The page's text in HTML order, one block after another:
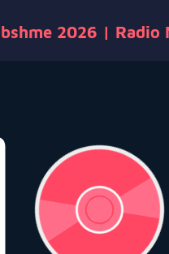
2026 | Radio